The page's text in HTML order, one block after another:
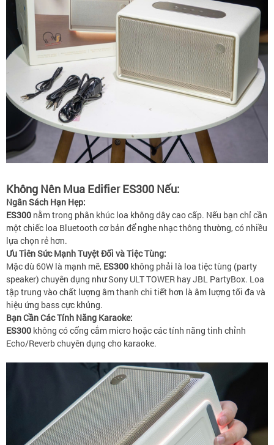
Không Nên Mua Edifier ES300 Nếu:
Ngân Sách Hạn Hẹp:
ES300 nằm trong phân khúc loa không dây cao cấp. Nếu bạn chỉ cần
một chiếc loa Bluetooth cơ bản để nghe nhạc thông thường, có nhiều
lựa chọn rẻ hơn.
Ưu Tiên Sức Mạnh Tuyệt Đối và Tiệc Tùng:
Mặc dù 60W là mạnh mẽ, ES300 không phải là loa tiệc tùng (party
speaker) chuyên dụng như Sony ULT TOWER hay JBL PartyBox. Loa
tập trung vào chất lượng âm thanh chi tiết hơn là âm lượng tối đa và
hiệu ứng bass cực khủng.
Bạn Cần Các Tính Năng Karaoke:
ES300 không có cổng cắm micro hoặc các tính năng tinh chỉnh
Echo/Reverb chuyên dụng cho karaoke.